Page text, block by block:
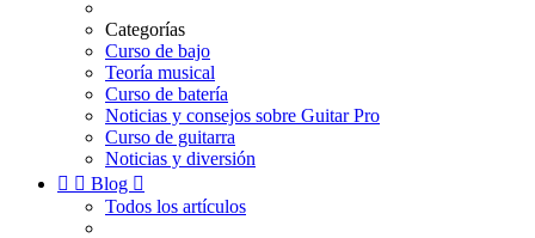
Categorías
Curso de bajo
Teoría musical
Curso de batería
Noticias y consejos sobre Guitar Pro
Curso de guitarra
Noticias y diversión
  Blog 
Todos los artículos